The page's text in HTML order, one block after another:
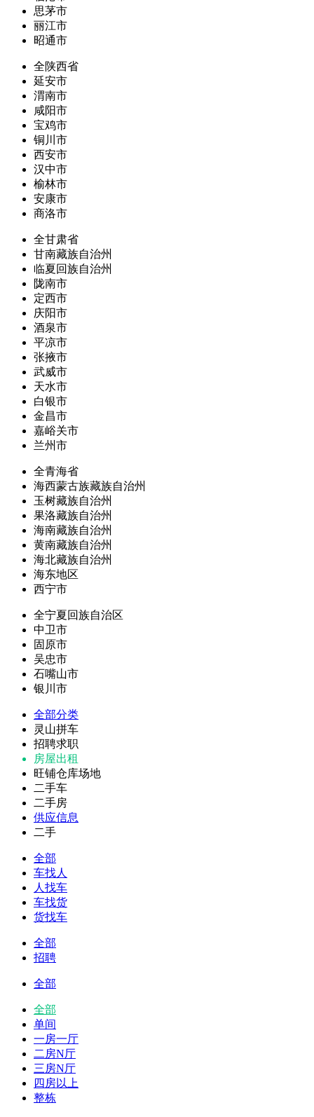
思茅市
丽江市
昭通市
全陕西省
延安市
渭南市
咸阳市
宝鸡市
铜川市
西安市
汉中市
榆林市
安康市
商洛市
全甘肃省
甘南藏族自治州
临夏回族自治州
陇南市
定西市
庆阳市
酒泉市
平凉市
张掖市
武威市
天水市
白银市
金昌市
嘉峪关市
兰州市
全青海省
海西蒙古族藏族自治州
玉树藏族自治州
果洛藏族自治州
海南藏族自治州
黄南藏族自治州
海北藏族自治州
海东地区
西宁市
全宁夏回族自治区
中卫市
固原市
吴忠市
石嘴山市
银川市
全部分类
灵山拼车
招聘求职
房屋出租
旺铺仓库场地
二手车
二手房
供应信息
二手
全部
车找人
人找车
车找货
货找车
全部
招聘
全部
全部
单间
一房一厅
二房N厅
三房N厅
四房以上
整栋